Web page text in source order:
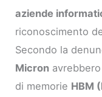
aziende
riconoscimento
Secondo la
Micron
di memorie HBM